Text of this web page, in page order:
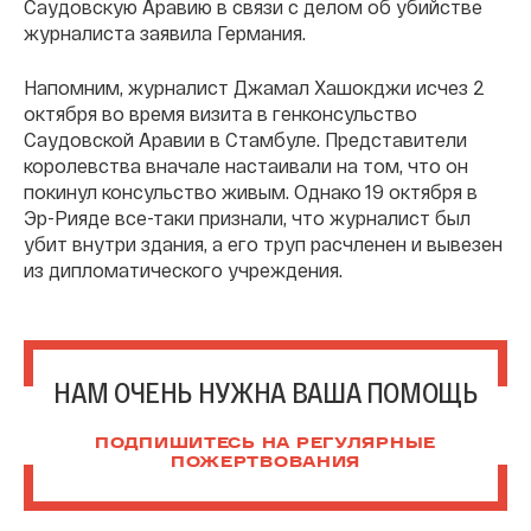
Саудовскую Аравию в связи с делом об убийстве
журналиста заявила Германия.
Напомним, журналист Джамал Хашокджи исчез 2
октября во время визита в генконсульство
Саудовской Аравии в Стамбуле. Представители
королевства вначале настаивали на том, что он
покинул консульство живым. Однако 19 октября в
Эр-Рияде все-таки признали, что журналист был
убит внутри здания, а его труп расчленен и вывезен
из дипломатического учреждения.
НАМ ОЧЕНЬ НУЖНА ВАША ПОМОЩЬ
ПОДПИШИТЕСЬ НА РЕГУЛЯРНЫЕ
ПОЖЕРТВОВАНИЯ